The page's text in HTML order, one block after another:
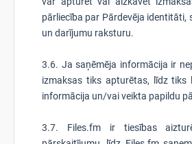
pārliecība par Pārdevēja identitāti,
un darījumu raksturu.
3.6. Ja saņēmēja informācija ir
izmaksas tiks apturētas, līdz tiks
informācija un/vai veikta papildu
3.7. Files.fm ir tiesības